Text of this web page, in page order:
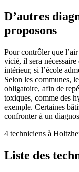
D’autres
proposons
Pour contrôler que
vicié, il sera
intérieur, si l’école
Selon les communes,
obligatoire, afin de
toxiques, comme des
exemple. Certaines
confronter à un
4 techniciens à
Liste des